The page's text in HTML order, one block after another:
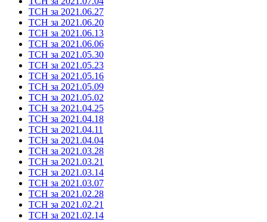
ТСН за 2021.06.27
ТСН за 2021.06.20
ТСН за 2021.06.13
ТСН за 2021.06.06
ТСН за 2021.05.30
ТСН за 2021.05.23
ТСН за 2021.05.16
ТСН за 2021.05.09
ТСН за 2021.05.02
ТСН за 2021.04.25
ТСН за 2021.04.18
ТСН за 2021.04.11
ТСН за 2021.04.04
ТСН за 2021.03.28
ТСН за 2021.03.21
ТСН за 2021.03.14
ТСН за 2021.03.07
ТСН за 2021.02.28
ТСН за 2021.02.21
ТСН за 2021.02.14